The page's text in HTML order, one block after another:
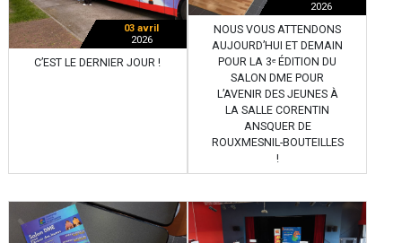
03 avril
2026
C’EST LE DERNIER JOUR !
2026
NOUS VOUS ATTENDONS
AUJOURD’HUI ET DEMAIN
POUR LA 3ᵉ ÉDITION DU
SALON DME POUR
L’AVENIR DES JEUNES À
LA SALLE CORENTIN
ANSQUER DE
ROUXMESNIL-BOUTEILLES
!